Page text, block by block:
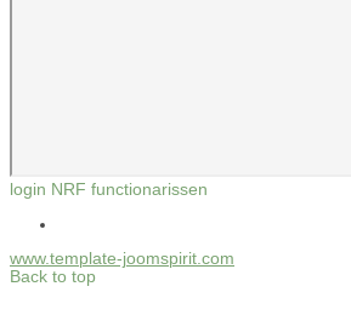
login NRF functionarissen
www.template-joomspirit.com
Back to top